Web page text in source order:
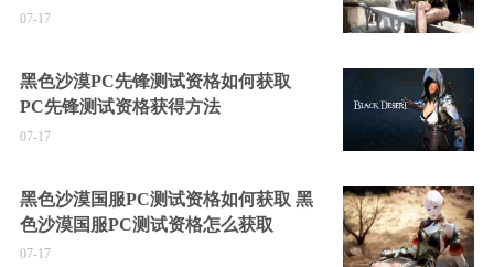
07-17
黑色沙漠PC先锋测试资格如何获取
PC先锋测试资格获得方法
07-17
黑色沙漠国服PC测试资格如何获取 黑
色沙漠国服PC测试资格怎么获取
07-17